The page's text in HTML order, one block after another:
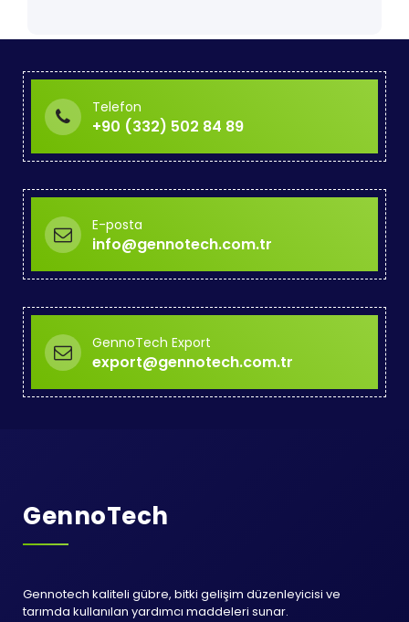
Telefon
+90 (332) 502 84 89
E-posta
info@gennotech.com.tr
GennoTech Export
export@gennotech.com.tr
GennoTech
Gennotech kaliteli gübre, bitki gelişim düzenleyicisi ve
tarımda kullanılan yardımcı maddeleri sunar.